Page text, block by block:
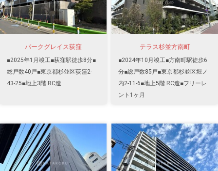
パークグレイス荻窪
■2025年1月竣工■荻窪駅徒歩8分■
総戸数40戸■東京都杉並区荻窪2-
43-25■地上3階 RC造
テラス杉並方南町
■2024年10月竣工■方南町駅徒歩6
分■総戸数85戸■東京都杉並区堀ノ
内2-11-6■地上5階 RC造■フリーレ
ント1ヶ月